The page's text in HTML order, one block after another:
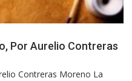
Por Aurelio Contreras
Contreras Moreno La